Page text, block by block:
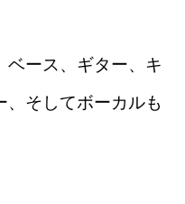
ベース、ギター、キ
そしてボーカルも